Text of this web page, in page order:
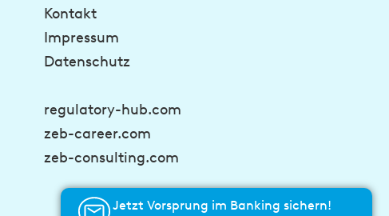
Kontakt
Impressum
Datenschutz
regulatory-hub.com
zeb-career.com
zeb-consulting.com
Jetzt Vorsprung im Banking sichern!